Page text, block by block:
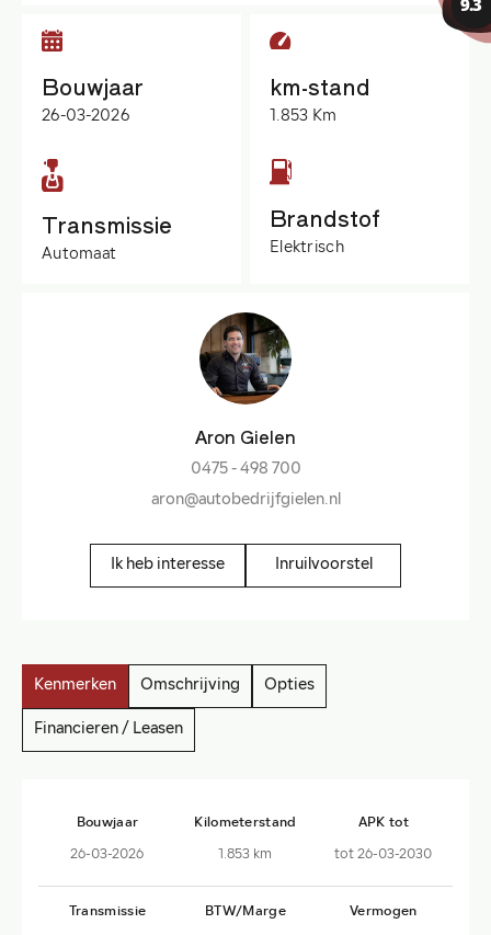
Bouwjaar
26-03-2026
km-stand
1.853 Km
Transmissie
Automaat
Brandstof
Elektrisch
Aron Gielen
0475 - 498 700
aron@autobedrijfgielen.nl
Ik heb interesse Inruilvoorstel
Kenmerken Omschrijving Opties
Financieren / Leasen
Bouwjaar
26-03-2026
Kilometerstand
1.853 km
APK tot
tot 26-03-2030
Transmissie BTW/Marge Vermogen